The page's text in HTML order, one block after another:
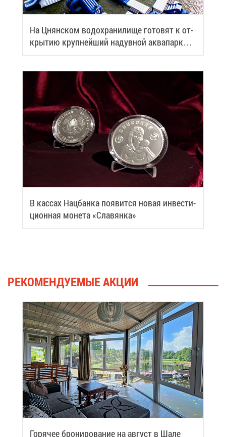
На Цнян­ском во­до­хра­ни­ли­ще го­то­вят к от­
кры­тию круп­ней­ший на­дув­ной ак­ва­парк
Бе­ла­ру­си
В кас­сах Нац­бан­ка по­явит­ся но­вая ин­ве­сти­
ци­он­ная мо­не­та «Сла­вян­ка»
РЕ­КО­МЕН­ДУ­Е­МЫЕ АК­ЦИИ
Го­ря­чее бро­ни­ро­ва­ние на ав­густ в Ша­ле